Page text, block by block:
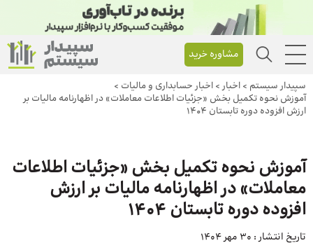
مشاوره خرید
سپیدار سیستم > اخبار> اخبار حسابداری و مالیات >
آموزش نحوه تکمیل بخش «جزئیات اطلاعات معاملات» در اظهارنامه مالیات بر
ارزش افزوده دوره تابستان ۱۴۰۴
آموزش نحوه تکمیل بخش «جزئیات اطلاعات
معاملات» در اظهارنامه مالیات بر ارزش
افزوده دوره تابستان ۱۴۰۴
تاریخ انتشار : 30 مهر 1404